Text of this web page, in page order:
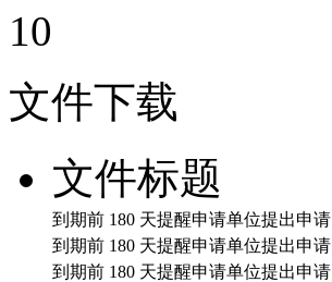
10
文件下载
文件标题
到期前 180 天提醒申请单位提出申请
到期前 180 天提醒申请单位提出申请
到期前 180 天提醒申请单位提出申请